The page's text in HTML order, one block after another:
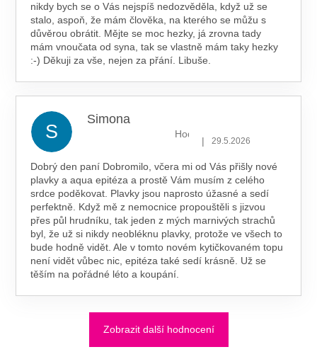
nikdy bych se o Vás nejspíš nedozvěděla, když už se
stalo, aspoň, že mám člověka, na kterého se můžu s
důvěrou obrátit. Mějte se moc hezky, já zrovna tady
mám vnoučata od syna, tak se vlastně mám taky hezky
:-) Děkuji za vše, nejen za přání. Libuše.
S
Simona
Hodnocení obchodu je 5 z 5
| 29.5.2026
Dobrý den paní Dobromilo, včera mi od Vás přišly nové
plavky a aqua epitéza a prostě Vám musím z celého
srdce poděkovat. Plavky jsou naprosto úžasné a sedí
perfektně. Když mě z nemocnice propouštěli s jizvou
přes půl hrudníku, tak jeden z mých marnivých strachů
byl, že už si nikdy neobléknu plavky, protože ve všech to
bude hodně vidět. Ale v tomto novém kytičkovaném topu
není vidět vůbec nic, epitéza také sedí krásně. Už se
těším na pořádné léto a koupání.
Zobrazit další hodnocení